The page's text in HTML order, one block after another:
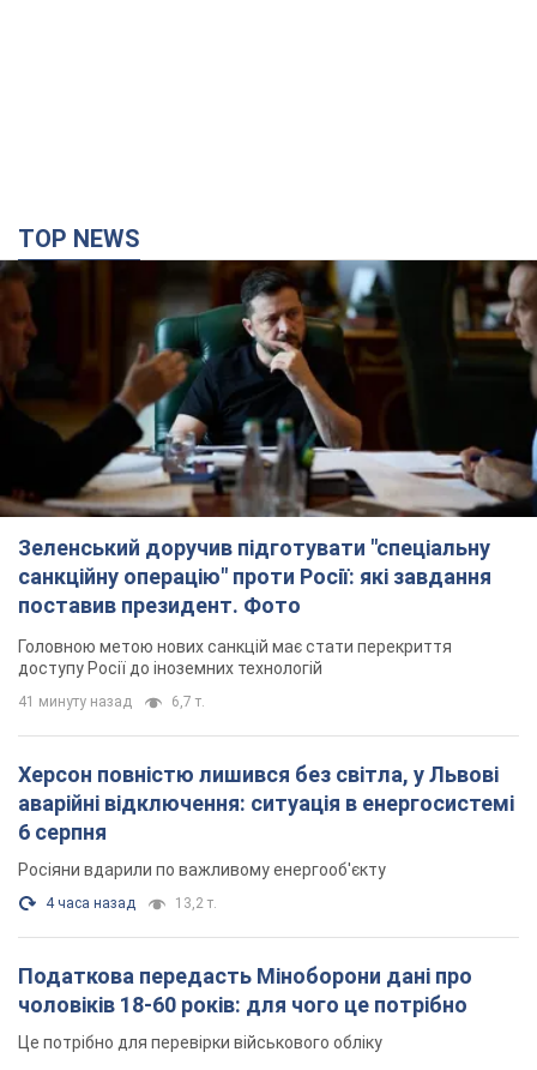
Зеленський доручив підготувати "спеціальну
санкційну операцію" проти Росії: які завдання
поставив президент. Фото
Головною метою нових санкцій має стати перекриття
доступу Росії до іноземних технологій
41 минуту назад 6,7 т.
Херсон повністю лишився без світла, у Львові
аварійні відключення: ситуація в енергосистемі
6 серпня
Росіяни вдарили по важливому енергооб'єкту
4 часа назад 13,2 т.
Податкова передасть Міноборони дані про
чоловіків 18-60 років: для чого це потрібно
2 часа назад 5,1 т.